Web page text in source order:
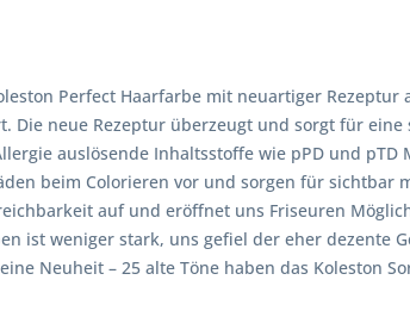
Perfect Haarfarbe mit neuartiger
neue Rezeptur überzeugt und sorgt für
auslösende Inhaltsstoffe wie pPD und pTD
beim Colorieren vor und sorgen für sichtbar
auf und eröffnet uns Friseuren
ist weniger stark, uns gefiel der eher dezente
Neuheit – 25 alte Töne haben das Koleston